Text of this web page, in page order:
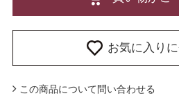
お気に入り
この商品について問い合わせる